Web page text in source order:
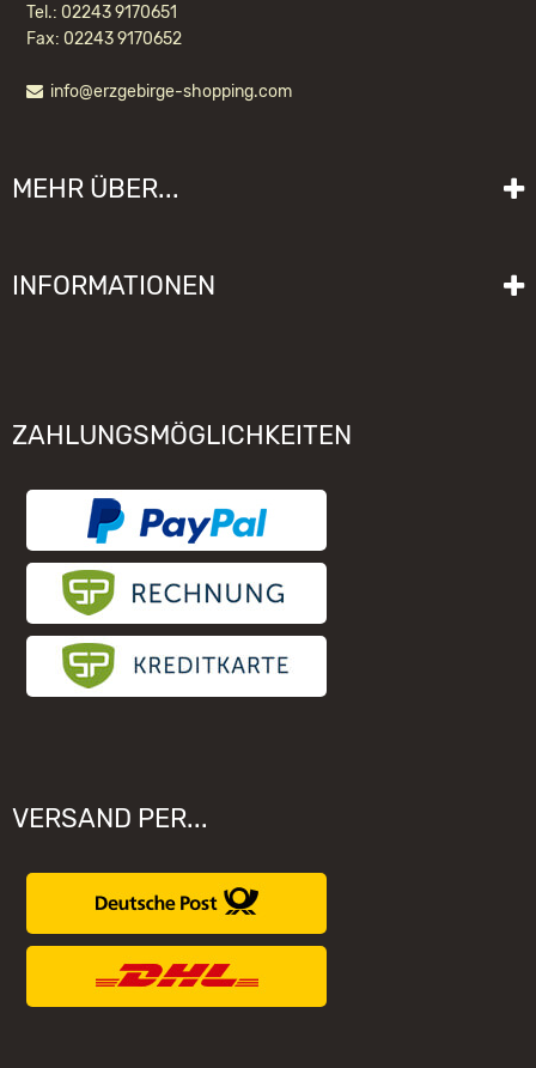
Tel.: 02243 9170651
Fax: 02243 9170652
info@erzgebirge-shopping.com
MEHR ÜBER...
Lieferzeit
Widerrufsrecht
INFORMATIONEN
Schwibbogen funktioniert nicht
Unsere Hersteller
ZAHLUNGSMÖGLICHKEITEN
VERSAND PER...